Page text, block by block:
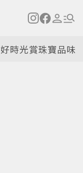
好時光賞珠寶品味